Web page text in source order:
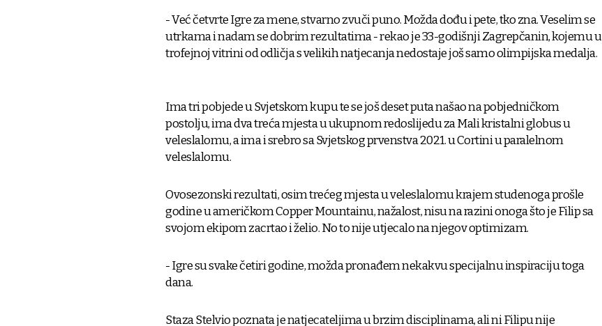
- Već četvrte Igre za mene, stvarno zvuči puno. Možda dođu i pete, tko zna. Veselim se
utrkama i nadam se dobrim rezultatima - rekao je 33-godišnji Zagrepčanin, kojemu u
trofejnoj vitrini od odličja s velikih natjecanja nedostaje još samo olimpijska medalja.
Ima tri pobjede u Svjetskom kupu te se još deset puta našao na pobjedničkom
postolju, ima dva treća mjesta u ukupnom redoslijedu za Mali kristalni globus u
veleslalomu, a ima i srebro sa Svjetskog prvenstva 2021. u Cortini u paralelnom
veleslalomu.
Ovosezonski rezultati, osim trećeg mjesta u veleslalomu krajem studenoga prošle
godine u američkom Copper Mountainu, nažalost, nisu na razini onoga što je Filip sa
svojom ekipom zacrtao i želio. No to nije utjecalo na njegov optimizam.
- Igre su svake četiri godine, možda pronađem nekakvu specijalnu inspiraciju toga
dana.
Staza Stelvio poznata je natjecateljima u brzim disciplinama, ali ni Filipu nije